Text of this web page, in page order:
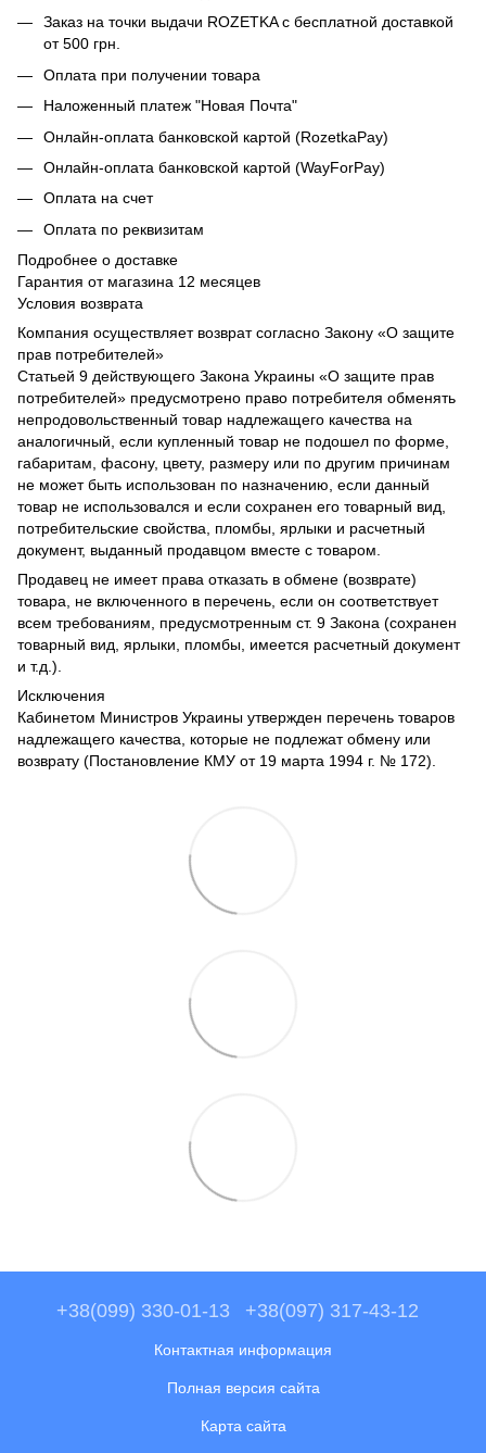
Заказ на точки выдачи ROZETKA с бесплатной доставкой
от 500 грн.
Оплата при получении товара
Наложенный платеж "Новая Почта"
Онлайн-оплата банковской картой (RozetkaPay)
Онлайн-оплата банковской картой (WayForPay)
Оплата на счет
Оплата по реквизитам
Подробнее о доставке
Гарантия от магазина 12 месяцев
Условия возврата
Компания осуществляет возврат согласно Закону «О защите
прав потребителей»
Статьей 9 действующего Закона Украины «О защите прав
потребителей» предусмотрено право потребителя обменять
непродовольственный товар надлежащего качества на
аналогичный, если купленный товар не подошел по форме,
габаритам, фасону, цвету, размеру или по другим причинам
не может быть использован по назначению, если данный
товар не использовался и если сохранен его товарный вид,
потребительские свойства, пломбы, ярлыки и расчетный
документ, выданный продавцом вместе с товаром.
Продавец не имеет права отказать в обмене (возврате)
товара, не включенного в перечень, если он соответствует
всем требованиям, предусмотренным ст. 9 Закона (сохранен
товарный вид, ярлыки, пломбы, имеется расчетный документ
и т.д.).
Исключения
Кабинетом Министров Украины утвержден перечень товаров
надлежащего качества, которые не подлежат обмену или
возврату (Постановление КМУ от 19 марта 1994 г. № 172).
+38(099) 330-01-13 +38(097) 317-43-12
Контактная информация
Полная версия сайта
Карта сайта